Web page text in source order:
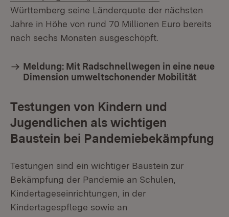
Württemberg seine Länderquote der nächsten
Jahre in Höhe von rund 70 Millionen Euro bereits
nach sechs Monaten ausgeschöpft.
Meldung: Mit Radschnellwegen in eine neue
Dimension umweltschonender Mobilität
Testungen von Kindern und
Jugendlichen als wichtigen
Baustein bei Pandemiebekämpfung
Testungen sind ein wichtiger Baustein zur
Bekämpfung der Pandemie an Schulen,
Kindertageseinrichtungen, in der
Kindertagespflege sowie an